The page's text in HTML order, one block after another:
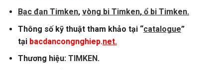
Bạc đạn Timken, vòng bi Timken, ổ bi Timken.
Thông số kỹ thuật tham khảo tại “catalogue”
tại bacdancongnghiep.net.
Thương hiệu: TIMKEN .